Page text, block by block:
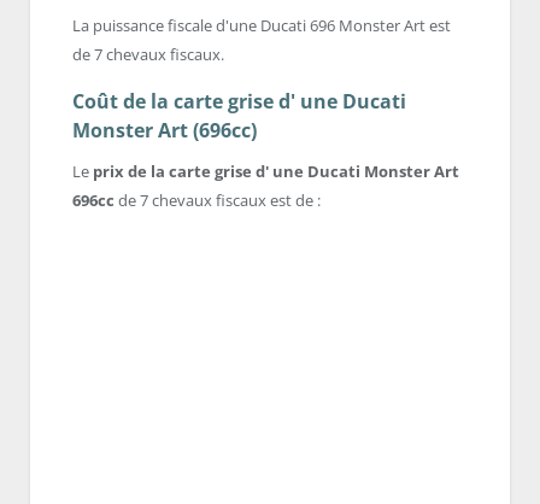
La puissance fiscale d'une Ducati 696 Monster Art est
de 7 chevaux fiscaux.
Coût de la carte grise d' une Ducati
Monster Art (696cc)
Le prix de la carte grise d' une Ducati Monster Art
696cc de 7 chevaux fiscaux est de :